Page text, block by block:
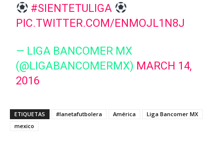
#SIENTETULIGA
PIC.TWITTER.COM/ENMOJL1N8J
— LIGA BANCOMER MX
(@LIGABANCOMERMX) MARCH 14,
2016
ETIQUETAS #lanetafutbolera América
Liga Bancomer MX
mexico